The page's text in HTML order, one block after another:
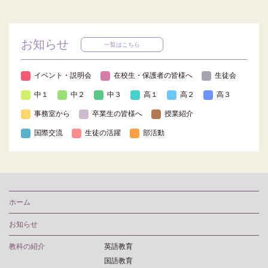
お知らせ 一覧はこちら
イベント・説明会 在校生・保護者の皆様へ 生徒会
中１ 中２ 中３ 高１ 高２ 高３
事務室から 卒業生の皆様へ 授業紹介
国際交流 生徒の活躍 部活動
ホーム
お知らせ
教科の紹介
英語教育
国語教育